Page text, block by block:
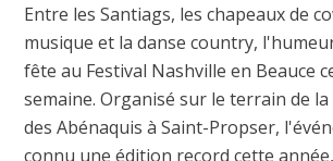
Entre les Santiags, les chapeaux de
musique et la danse country,
fête au Festival Nashville en Beauce
semaine. Organisé sur le terrain de
des Abénaquis à Saint-Propser,
connu une édition record cette année,